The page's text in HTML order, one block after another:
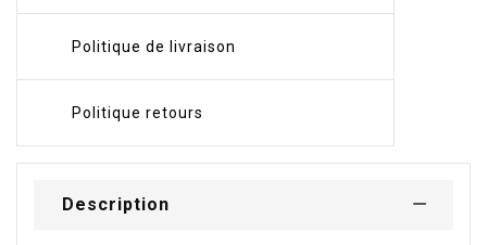
Politique de livraison
Politique retours
Description